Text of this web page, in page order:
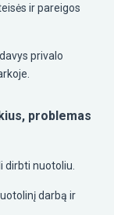
ir pareigos
privalo
problemas
dirbti nuotoliu.
darbą ir